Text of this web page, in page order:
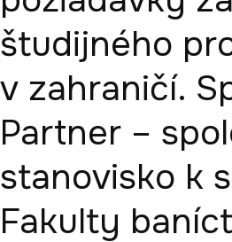
študijného
v zahraničí.
Partner –
stanovisko k
Fakulty